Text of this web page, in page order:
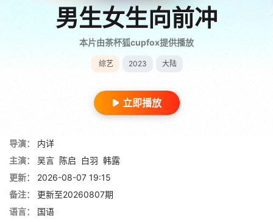
男生女生向前冲
本片由茶杯狐cupfox提供播放
综艺 2023 大陆
立即播放
导演：
内详
主演：
吴言 陈启 白羽 韩露
更新：
2026-08-07 19:15
备注：
更新至20260807期
语言：
国语